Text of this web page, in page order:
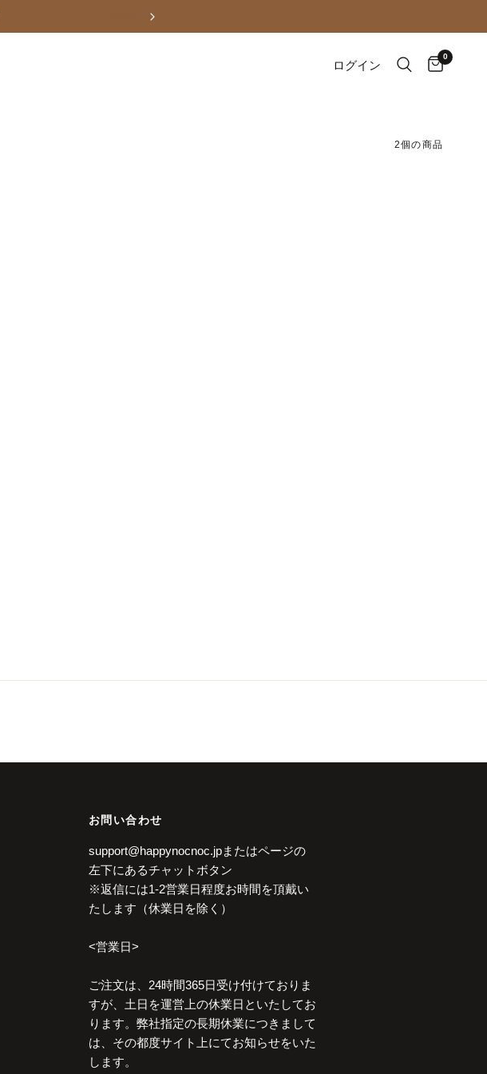
ログイン
0
2個の商品
お問い合わせ
support@happynocnoc.jpまたはページの
左下にあるチャットボタン
※返信には1-2営業日程度お時間を頂戴い
たします（休業日を除く）
<営業日>
ご注文は、24時間365日受け付けておりま
すが、土日を運営上の休業日といたしてお
ります。弊社指定の長期休業につきまして
は、その都度サイト上にてお知らせをいた
します。